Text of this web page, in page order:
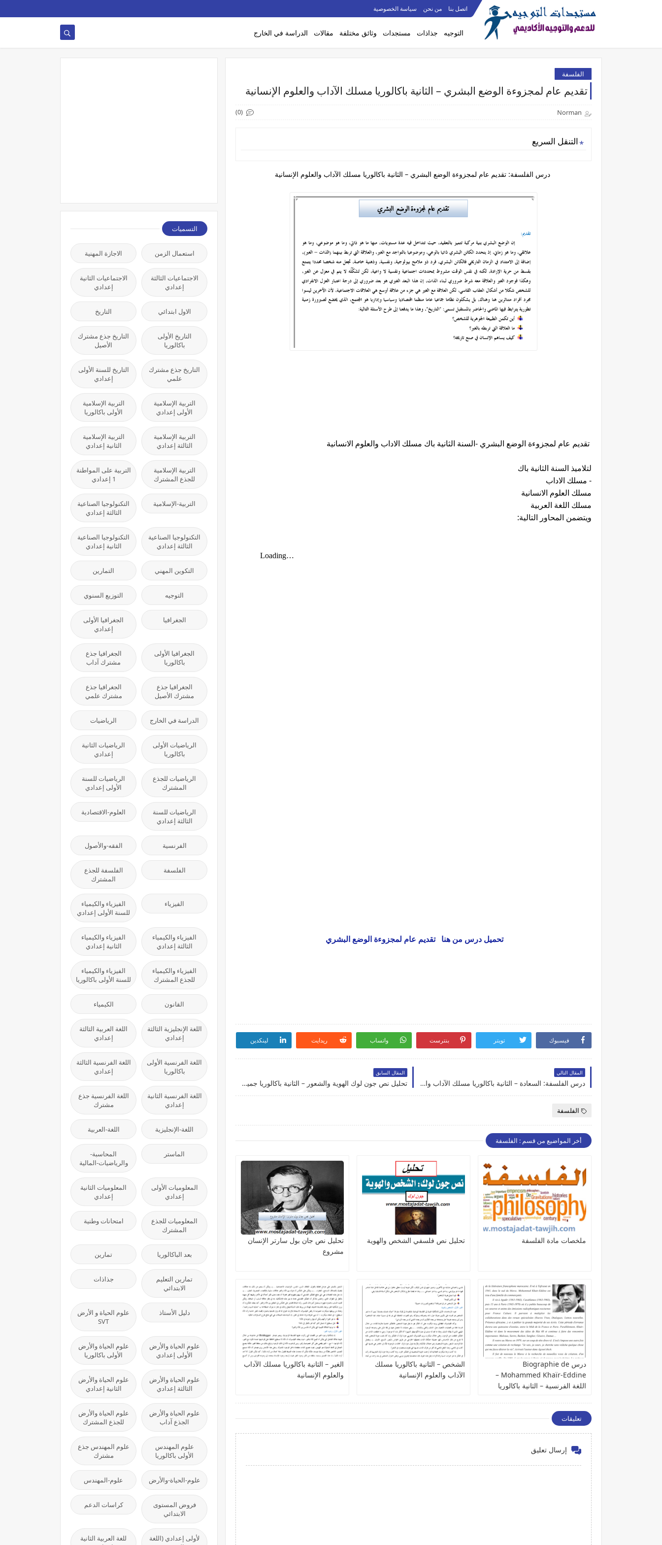
اتصل بنا من نحن سياسة الخصوصية
التوجيه جذاذات مستجدات وثائق مختلفة مقالات الدراسة في الخارج
الفلسفة
تقديم عام لمجزوءة الوضع البشري – الثانية باكالوريا مسلك الآداب والعلوم الإنسانية
Norman
(0)
التنقل السريع
درس الفلسفة: تقديم عام لمجزوءة الوضع البشري – الثانية باكالوريا مسلك الآداب والعلوم الإنسانية
تقديم عام لمجزوءة الوضع البشري -السنة الثانية باك مسلك الاداب والعلوم الانسانية
لتلاميذ السنة الثانية باك
- مسلك الاداب
مسلك العلوم الانسانية
مسلك اللغة العربية
ويتضمن المحاور التالية:
تحميل درس من هنا تقديم عام لمجزوءة الوضع البشري
فيسبوك تويتر بنترست واتساب ريدايت لينكدين
المقال التالي
درس الفلسفة: السعادة – الثانية باكالوريا مسلك الآداب والعلوم الإنسانية
المقال السابق
تحليل نص جون لوك الهوية والشعور – الثانية باكالوريا جميع مسالك الشعب العلمية والأدبية والتقنية والأصيلة
الفلسفة
أخر المواضيع من قسم : الفلسفة
ملخصات مادة الفلسفة تحليل نص فلسفي الشخص والهوية
تحليل نص جان بول سارتر الإنسان
مشروع
درس Biographie de
Mohammed Khaïr-Eddine –
اللغة الفرنسية – الثانية باكالوريا
الشخص – الثانية باكالوريا مسلك
الآداب والعلوم الإنسانية
الغير – الثانية باكالوريا مسلك الآداب
والعلوم الإنسانية
تعليقات
إرسال تعليق
التسميات
استعمال الزمن الاجازة المهنية
الاجتماعيات الثالثة
إعدادي
الاجتماعيات الثانية
إعدادي
الاول ابتدائي التاريخ
التاريخ الأولى
باكالوريا
التاريخ جذع مشترك
الأصيل
التاريخ جذع مشترك
علمي
التاريخ للسنة الأولى
إعدادي
التربية الإسلامية
الأولى إعدادي
التربية الإسلامية
الأولى باكالوريا
التربية الإسلامية
الثالثة إعدادي
التربية الإسلامية
الثانية إعدادي
التربية الإسلامية
للجذع المشترك
التربية على المواطنة
1 إعدادي
التربية-الإسلامية
التكنولوجيا الصناعية
الثالثة إعدادي
التكنولوجيا الصناعية
الثالثة إعدادي
التكنولوجيا الصناعية
الثانية إعدادي
التكوين المهني التمارين
التوجيه التوزيع السنوي
الجغرافيا
الجغرافيا الأولى
إعدادي
الجغرافيا الأولى
باكالوريا
الجغرافيا جذع
مشترك آداب
الجغرافيا جذع
مشترك الأصيل
الجغرافيا جذع
مشترك علمي
الدراسة في الخارج الرياضيات
الرياضيات الأولى
باكالوريا
الرياضيات الثانية
إعدادي
الرياضيات للجذع
المشترك
الرياضيات للسنة
الأولى إعدادي
الرياضيات للسنة
الثالثة إعدادي
العلوم-الاقتصادية
الفرنسية الفقه-والأصول
الفلسفة
الفلسفة للجذع
المشترك
الفيزياء
الفيزياء والكيمياء
للسنة الأولى إعدادي
الفيزياء والكيمياء
الثالثة إعدادي
الفيزياء والكيمياء
الثانية إعدادي
الفيزياء والكيمياء
للجذع المشترك
الفيزياء والكيمياء
للسنة الأولى باكالوريا
القانون الكيمياء
اللغة الإنجليزية الثالثة
إعدادي
اللغة العربية الثالثة
إعدادي
اللغة الفرنسية الأولى
باكالوريا
اللغة الفرنسية الثالثة
إعدادي
اللغة الفرنسية الثانية
إعدادي
اللغة الفرنسية جذع
مشترك
اللغة-الإنجليزية اللغة-العربية
الماستر
المحاسبة-
والرياضيات-المالية
المعلوميات الأولى
إعدادي
المعلوميات الثانية
إعدادي
المعلوميات للجذع
المشترك
امتحانات وطنية
بعد الباكالوريا تمارين
تمارين التعليم
الابتدائي
جذاذات
دليل الأستاذ
علوم الحياة و الأرض
SVT
علوم الحياة والأرض
الأولى إعدادي
علوم الحياة والأرض
الأولى باكالوريا
علوم الحياة والأرض
الثالثة إعدادي
علوم الحياة والأرض
الثانية إعدادي
علوم الحياة والأرض
الجذع آداب
علوم الحياة والأرض
للجذع المشترك
علوم المهندس
الأولى باكالوريا
علوم المهندس جذع
مشترك
علوم-الحياة-والأرض علوم-المهندس
فروض المستوى
الابتدائي
كراسات الدعم
لأولى إعدادي (اللغة
للغة العربية الثانية